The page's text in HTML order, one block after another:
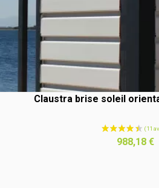
Claustra brise soleil
Prix
988,18 €